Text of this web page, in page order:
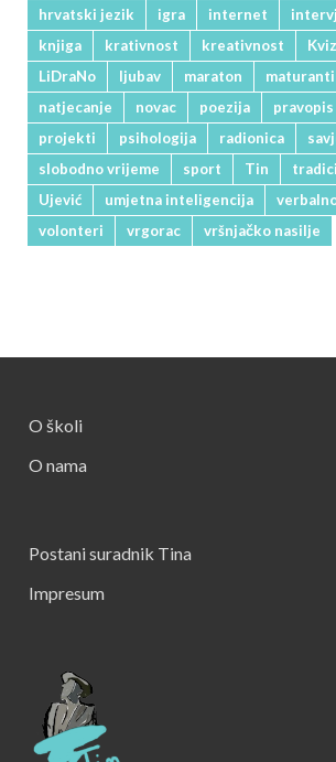
hrvatski jezik
igra internet
knjiga
krativnost kreativnost Kviz
LiDraNo
ljubav maraton maturanti
natjecanje
novac poezija pravopis
projekti
psihologija radionica
slobodno vrijeme
sport Tin
Ujević
umjetna inteligencija
volonteri
vrgorac vršnjačko nasilje
O školi
O nama
Postani suradnik Tina
Impresum